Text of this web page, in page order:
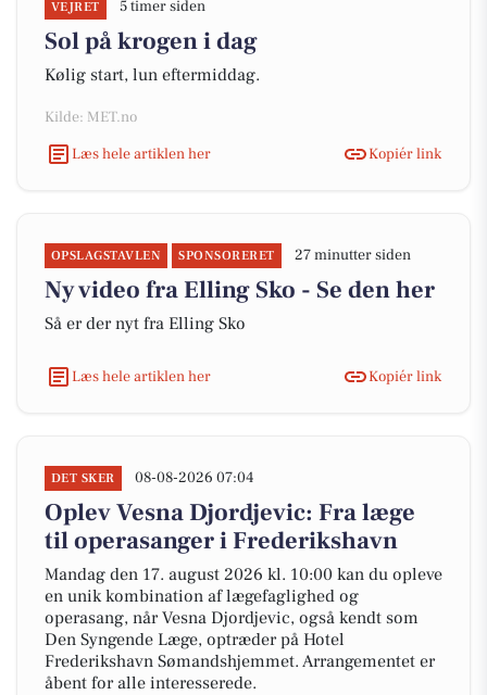
VEJRET 5 timer siden
Sol på krogen i dag
Kølig start, lun eftermiddag.
Kilde: MET.no
Læs hele artiklen her
Kopiér link
OPSLAGSTAVLEN SPONSORERET 27 minutter siden
Ny video fra Elling Sko - Se den her
Så er der nyt fra Elling Sko
Læs hele artiklen her Kopiér link
DET SKER 08-08-2026 07:04
Oplev Vesna Djordjevic: Fra læge
til operasanger i Frederikshavn
Mandag den 17. august 2026 kl. 10:00 kan du opleve
en unik kombination af lægefaglighed og
operasang, når Vesna Djordjevic, også kendt som
Den Syngende Læge, optræder på Hotel
Frederikshavn Sømandshjemmet. Arrangementet er
åbent for alle interesserede.